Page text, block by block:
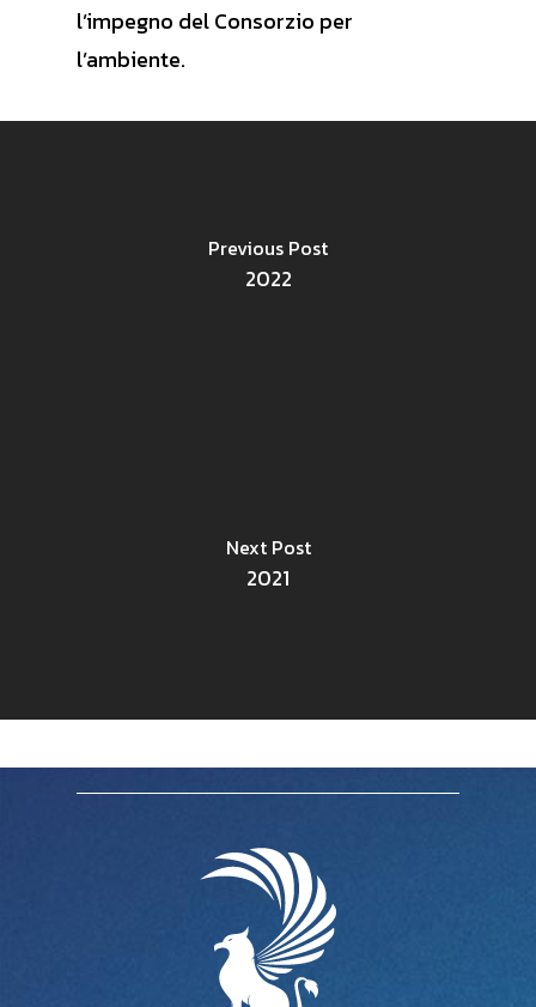
l’impegno del Consorzio per
l’ambiente.
Previous Post
2022
Next Post
2021